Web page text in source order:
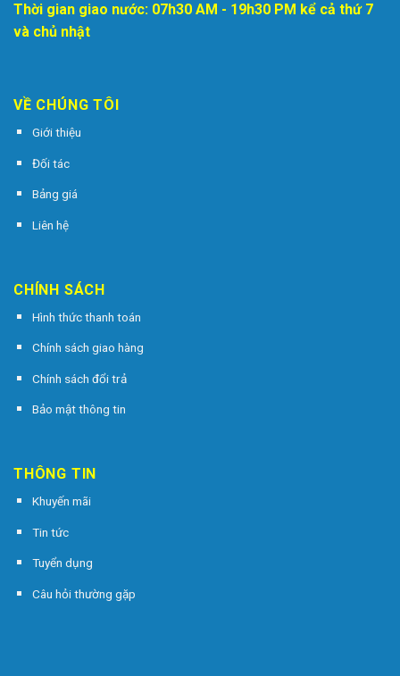
Thời gian giao nước: 07h30 AM - 19h30 PM kể cả thứ 7
và chủ nhật
VỀ CHÚNG TÔI
Giới thiệu
Đối tác
Bảng giá
Liên hệ
CHÍNH SÁCH
Hình thức thanh toán
Chính sách giao hàng
Chính sách đổi trả
Bảo mật thông tin
THÔNG TIN
Khuyến mãi
Tin tức
Tuyển dụng
Câu hỏi thường gặp